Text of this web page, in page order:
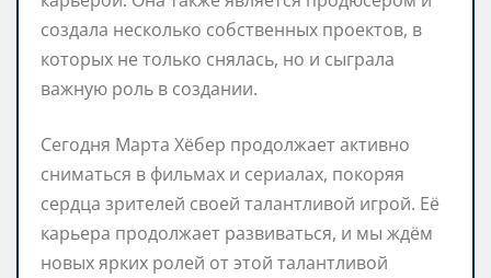
создала несколько собственных проектов, в
которых не только снялась, но и сыграла
важную роль в создании.
Сегодня Марта Хёбер продолжает активно
сниматься в фильмах и сериалах, покоряя
сердца зрителей своей талантливой игрой. Её
карьера продолжает развиваться, и мы ждём
новых ярких ролей от этой талантливой